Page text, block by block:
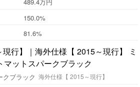
150.0%
81.6%
クブラック 海外仕様【 2015～現行】